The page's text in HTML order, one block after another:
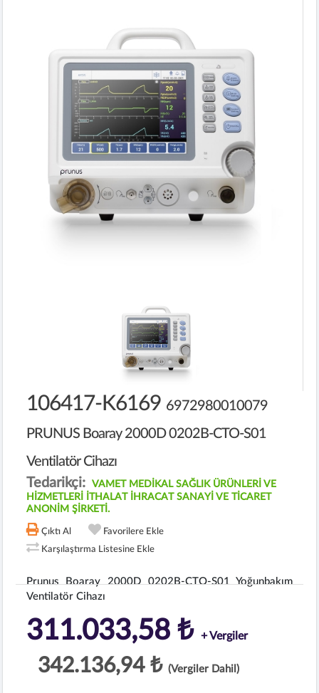
106417-K6169 6972980010079
PRUNUS Boaray 2000D 0202B-CTO-S01
Ventilatör Cihazı
Tedarikçi:
VAMET MEDİKAL SAĞLIK ÜRÜNLERİ VE
HİZMETLERİ İTHALAT İHRACAT SANAYİ VE TİCARET
ANONİM ŞİRKETİ.
Çıktı Al
Favorilere Ekle
Karşılaştırma Listesine Ekle
Prunus Boaray 2000D 0202B-CTO-S01 Yoğunbakım
Ventilatör Cihazı
311.033,58 ₺ + Vergiler
342.136,94 ₺ (Vergiler Dahil)